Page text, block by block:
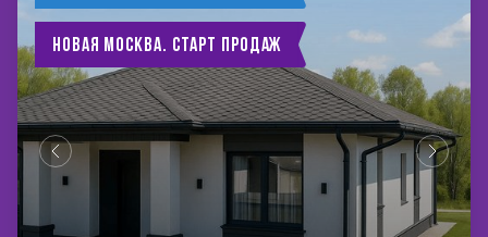
Новая Москва. Старт продаж